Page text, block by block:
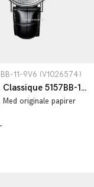
11-9V6 (V1026574)
Breguet Classique 5157BB-11-9V6
, Med originale papirer